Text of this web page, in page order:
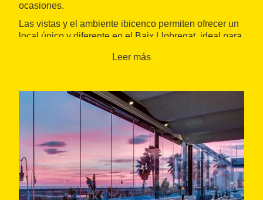
ocasiones.
Las vistas y el ambiente ibicenco permiten ofrecer un
local único y diferente en el Baix Llobregat, ideal para
siempre a las necesidades de los clientes.
Leer más